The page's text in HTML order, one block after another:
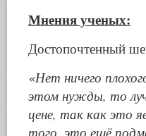
Мнения ученых:
Достопочтенный
«Нет ничего
этом нужды, то
цене, так как это
того, это ещё